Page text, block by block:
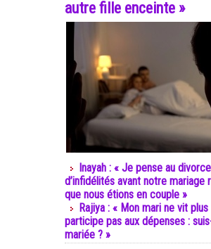
autre fille enceinte »
Inayah : « Je pense au
d’infidélités avant notre mariage
que nous étions en couple »
Rajiya : « Mon mari ne vit
participe pas aux dépenses :
mariée ? »